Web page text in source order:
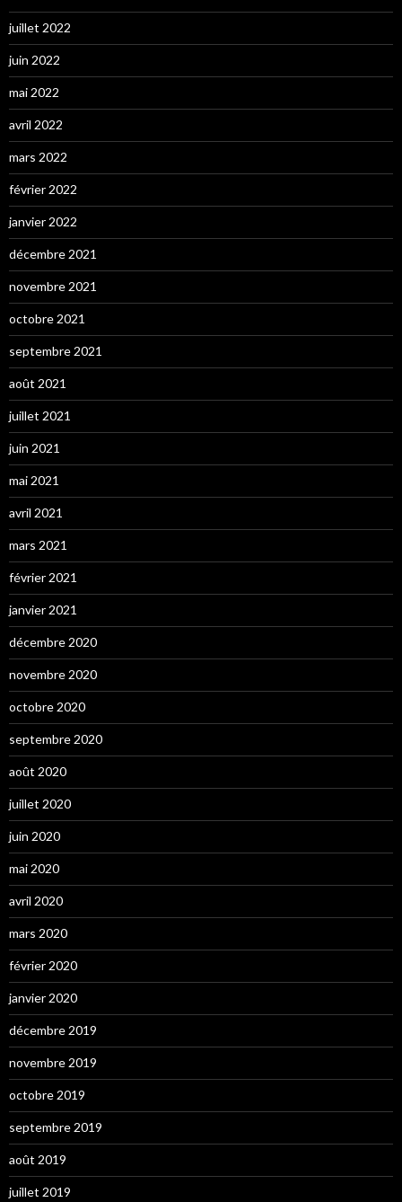
juillet 2022
juin 2022
mai 2022
avril 2022
mars 2022
février 2022
janvier 2022
décembre 2021
novembre 2021
octobre 2021
septembre 2021
août 2021
juillet 2021
juin 2021
mai 2021
avril 2021
mars 2021
février 2021
janvier 2021
décembre 2020
novembre 2020
octobre 2020
septembre 2020
août 2020
juillet 2020
juin 2020
mai 2020
avril 2020
mars 2020
février 2020
janvier 2020
décembre 2019
novembre 2019
octobre 2019
septembre 2019
août 2019
juillet 2019